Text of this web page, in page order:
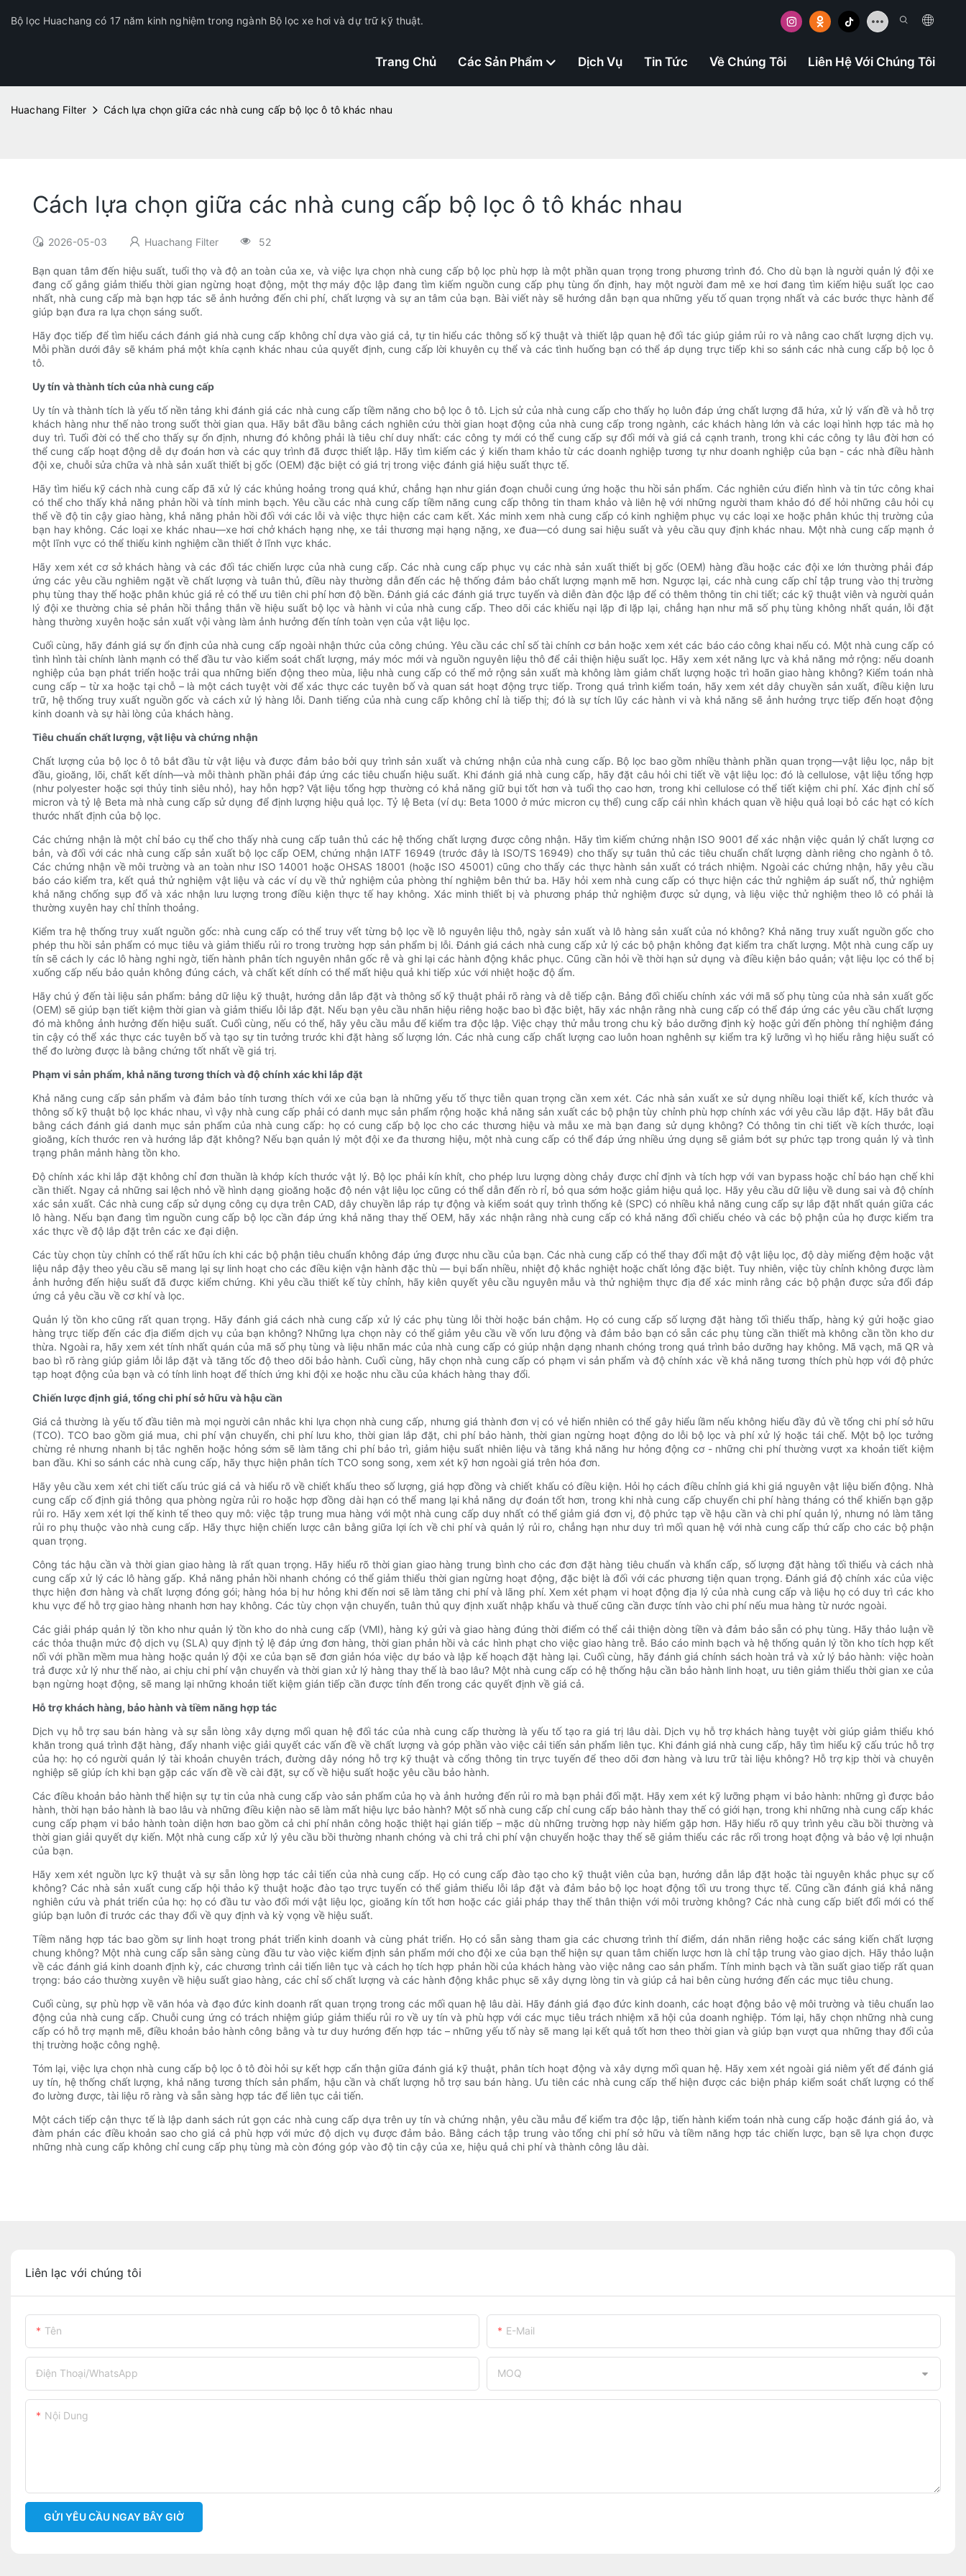
Bộ lọc Huachang có 17 năm kinh nghiệm trong ngành Bộ lọc xe hơi và dự trữ kỹ thuật.
Trang Chủ Các Sản Phẩm Dịch Vụ Tin Tức Về Chúng Tôi Liên Hệ Với Chúng Tôi
Huachang Filter Cách lựa chọn giữa các nhà cung cấp bộ lọc ô tô khác nhau
Cách lựa chọn giữa các nhà cung cấp bộ lọc ô tô khác nhau
2026-05-03 Huachang Filter 52
Bạn quan tâm đến hiệu suất, tuổi thọ và độ an toàn của xe, và việc lựa chọn nhà cung cấp bộ lọc phù hợp là một phần quan trọng trong phương trình đó. Cho dù bạn là người quản lý đội xe
đang cố gắng giảm thiểu thời gian ngừng hoạt động, một thợ máy độc lập đang tìm kiếm nguồn cung cấp phụ tùng ổn định, hay một người đam mê xe hơi đang tìm kiếm hiệu suất lọc cao
nhất, nhà cung cấp mà bạn hợp tác sẽ ảnh hưởng đến chi phí, chất lượng và sự an tâm của bạn. Bài viết này sẽ hướng dẫn bạn qua những yếu tố quan trọng nhất và các bước thực hành để
giúp bạn đưa ra lựa chọn sáng suốt.
Hãy đọc tiếp để tìm hiểu cách đánh giá nhà cung cấp không chỉ dựa vào giá cả, tự tin hiểu các thông số kỹ thuật và thiết lập quan hệ đối tác giúp giảm rủi ro và nâng cao chất lượng dịch vụ.
Mỗi phần dưới đây sẽ khám phá một khía cạnh khác nhau của quyết định, cung cấp lời khuyên cụ thể và các tình huống bạn có thể áp dụng trực tiếp khi so sánh các nhà cung cấp bộ lọc ô
tô.
Uy tín và thành tích của nhà cung cấp
Uy tín và thành tích là yếu tố nền tảng khi đánh giá các nhà cung cấp tiềm năng cho bộ lọc ô tô. Lịch sử của nhà cung cấp cho thấy họ luôn đáp ứng chất lượng đã hứa, xử lý vấn đề và hỗ trợ
khách hàng như thế nào trong suốt thời gian qua. Hãy bắt đầu bằng cách nghiên cứu thời gian hoạt động của nhà cung cấp trong ngành, các khách hàng lớn và các loại hình hợp tác mà họ
duy trì. Tuổi đời có thể cho thấy sự ổn định, nhưng đó không phải là tiêu chí duy nhất: các công ty mới có thể cung cấp sự đổi mới và giá cả cạnh tranh, trong khi các công ty lâu đời hơn có
thể cung cấp hoạt động dễ dự đoán hơn và các quy trình đã được thiết lập. Hãy tìm kiếm các ý kiến ​​tham khảo từ các doanh nghiệp tương tự như doanh nghiệp của bạn - các nhà điều hành
đội xe, chuỗi sửa chữa và nhà sản xuất thiết bị gốc (OEM) đặc biệt có giá trị trong việc đánh giá hiệu suất thực tế.
Hãy tìm hiểu kỹ cách nhà cung cấp đã xử lý các khủng hoảng trong quá khứ, chẳng hạn như gián đoạn chuỗi cung ứng hoặc thu hồi sản phẩm. Các nghiên cứu điển hình và tin tức công khai
có thể cho thấy khả năng phản hồi và tính minh bạch. Yêu cầu các nhà cung cấp tiềm năng cung cấp thông tin tham khảo và liên hệ với những người tham khảo đó để hỏi những câu hỏi cụ
thể về độ tin cậy giao hàng, khả năng phản hồi đối với các lỗi và việc thực hiện các cam kết. Xác minh xem nhà cung cấp có kinh nghiệm phục vụ các loại xe hoặc phân khúc thị trường của
bạn hay không. Các loại xe khác nhau—xe hơi chở khách hạng nhẹ, xe tải thương mại hạng nặng, xe đua—có dung sai hiệu suất và yêu cầu quy định khác nhau. Một nhà cung cấp mạnh ở
một lĩnh vực có thể thiếu kinh nghiệm cần thiết ở lĩnh vực khác.
Hãy xem xét cơ sở khách hàng và các đối tác chiến lược của nhà cung cấp. Các nhà cung cấp phục vụ các nhà sản xuất thiết bị gốc (OEM) hàng đầu hoặc các đội xe lớn thường phải đáp
ứng các yêu cầu nghiêm ngặt về chất lượng và tuân thủ, điều này thường dẫn đến các hệ thống đảm bảo chất lượng mạnh mẽ hơn. Ngược lại, các nhà cung cấp chỉ tập trung vào thị trường
phụ tùng thay thế hoặc phân khúc giá rẻ có thể ưu tiên chi phí hơn độ bền. Đánh giá các đánh giá trực tuyến và diễn đàn độc lập để có thêm thông tin chi tiết; các kỹ thuật viên và người quản
lý đội xe thường chia sẻ phản hồi thẳng thắn về hiệu suất bộ lọc và hành vi của nhà cung cấp. Theo dõi các khiếu nại lặp đi lặp lại, chẳng hạn như mã số phụ tùng không nhất quán, lỗi đặt
hàng thường xuyên hoặc sản xuất vội vàng làm ảnh hưởng đến tính toàn vẹn của vật liệu lọc.
Cuối cùng, hãy đánh giá sự ổn định của nhà cung cấp ngoài nhận thức của công chúng. Yêu cầu các chỉ số tài chính cơ bản hoặc xem xét các báo cáo công khai nếu có. Một nhà cung cấp có
tình hình tài chính lành mạnh có thể đầu tư vào kiểm soát chất lượng, máy móc mới và nguồn nguyên liệu thô để cải thiện hiệu suất lọc. Hãy xem xét năng lực và khả năng mở rộng: nếu doanh
nghiệp của bạn phát triển hoặc trải qua những biến động theo mùa, liệu nhà cung cấp có thể mở rộng sản xuất mà không làm giảm chất lượng hoặc trì hoãn giao hàng không? Kiểm toán nhà
cung cấp – từ xa hoặc tại chỗ – là một cách tuyệt vời để xác thực các tuyên bố và quan sát hoạt động trực tiếp. Trong quá trình kiểm toán, hãy xem xét dây chuyền sản xuất, điều kiện lưu
trữ, hệ thống truy xuất nguồn gốc và cách xử lý hàng lỗi. Danh tiếng của nhà cung cấp không chỉ là tiếp thị; đó là sự tích lũy các hành vi và khả năng sẽ ảnh hưởng trực tiếp đến hoạt động
kinh doanh và sự hài lòng của khách hàng.
Tiêu chuẩn chất lượng, vật liệu và chứng nhận
Chất lượng của bộ lọc ô tô bắt đầu từ vật liệu và được đảm bảo bởi quy trình sản xuất và chứng nhận của nhà cung cấp. Bộ lọc bao gồm nhiều thành phần quan trọng—vật liệu lọc, nắp bịt
đầu, gioăng, lõi, chất kết dính—và mỗi thành phần phải đáp ứng các tiêu chuẩn hiệu suất. Khi đánh giá nhà cung cấp, hãy đặt câu hỏi chi tiết về vật liệu lọc: đó là cellulose, vật liệu tổng hợp
(như polyester hoặc sợi thủy tinh siêu nhỏ), hay hỗn hợp? Vật liệu tổng hợp thường có khả năng giữ bụi tốt hơn và tuổi thọ cao hơn, trong khi cellulose có thể tiết kiệm chi phí. Xác định chỉ số
micron và tỷ lệ Beta mà nhà cung cấp sử dụng để định lượng hiệu quả lọc. Tỷ lệ Beta (ví dụ: Beta 1000 ở mức micron cụ thể) cung cấp cái nhìn khách quan về hiệu quả loại bỏ các hạt có kích
thước nhất định của bộ lọc.
Các chứng nhận là một chỉ báo cụ thể cho thấy nhà cung cấp tuân thủ các hệ thống chất lượng được công nhận. Hãy tìm kiếm chứng nhận ISO 9001 để xác nhận việc quản lý chất lượng cơ
bản, và đối với các nhà cung cấp sản xuất bộ lọc cấp OEM, chứng nhận IATF 16949 (trước đây là ISO/TS 16949) cho thấy sự tuân thủ các tiêu chuẩn chất lượng dành riêng cho ngành ô tô.
Các chứng nhận về môi trường và an toàn như ISO 14001 hoặc OHSAS 18001 (hoặc ISO 45001) cũng cho thấy các thực hành sản xuất có trách nhiệm. Ngoài các chứng nhận, hãy yêu cầu
báo cáo kiểm tra, kết quả thử nghiệm vật liệu và các ví dụ về thử nghiệm của phòng thí nghiệm bên thứ ba. Hãy hỏi xem nhà cung cấp có thực hiện các thử nghiệm áp suất nổ, thử nghiệm
khả năng chống sụp đổ và xác nhận lưu lượng trong điều kiện thực tế hay không. Xác minh thiết bị và phương pháp thử nghiệm được sử dụng, và liệu việc thử nghiệm theo lô có phải là
thường xuyên hay chỉ thỉnh thoảng.
Kiểm tra hệ thống truy xuất nguồn gốc: nhà cung cấp có thể truy vết từng bộ lọc về lô nguyên liệu thô, ngày sản xuất và lô hàng sản xuất của nó không? Khả năng truy xuất nguồn gốc cho
phép thu hồi sản phẩm có mục tiêu và giảm thiểu rủi ro trong trường hợp sản phẩm bị lỗi. Đánh giá cách nhà cung cấp xử lý các bộ phận không đạt kiểm tra chất lượng. Một nhà cung cấp uy
tín sẽ cách ly các lô hàng nghi ngờ, tiến hành phân tích nguyên nhân gốc rễ và ghi lại các hành động khắc phục. Cũng cần hỏi về thời hạn sử dụng và điều kiện bảo quản; vật liệu lọc có thể bị
xuống cấp nếu bảo quản không đúng cách, và chất kết dính có thể mất hiệu quả khi tiếp xúc với nhiệt hoặc độ ẩm.
Hãy chú ý đến tài liệu sản phẩm: bảng dữ liệu kỹ thuật, hướng dẫn lắp đặt và thông số kỹ thuật phải rõ ràng và dễ tiếp cận. Bảng đối chiếu chính xác với mã số phụ tùng của nhà sản xuất gốc
(OEM) sẽ giúp bạn tiết kiệm thời gian và giảm thiểu lỗi lắp đặt. Nếu bạn yêu cầu nhãn hiệu riêng hoặc bao bì đặc biệt, hãy xác nhận rằng nhà cung cấp có thể đáp ứng các yêu cầu chất lượng
đó mà không ảnh hưởng đến hiệu suất. Cuối cùng, nếu có thể, hãy yêu cầu mẫu để kiểm tra độc lập. Việc chạy thử mẫu trong chu kỳ bảo dưỡng định kỳ hoặc gửi đến phòng thí nghiệm đáng
tin cậy có thể xác thực các tuyên bố và tạo sự tin tưởng trước khi đặt hàng số lượng lớn. Các nhà cung cấp chất lượng cao luôn hoan nghênh sự kiểm tra kỹ lưỡng vì họ hiểu rằng hiệu suất có
thể đo lường được là bằng chứng tốt nhất về giá trị.
Phạm vi sản phẩm, khả năng tương thích và độ chính xác khi lắp đặt
Khả năng cung cấp sản phẩm và đảm bảo tính tương thích với xe của bạn là những yếu tố thực tiễn quan trọng cần xem xét. Các nhà sản xuất xe sử dụng nhiều loại thiết kế, kích thước và
thông số kỹ thuật bộ lọc khác nhau, vì vậy nhà cung cấp phải có danh mục sản phẩm rộng hoặc khả năng sản xuất các bộ phận tùy chỉnh phù hợp chính xác với yêu cầu lắp đặt. Hãy bắt đầu
bằng cách đánh giá danh mục sản phẩm của nhà cung cấp: họ có cung cấp bộ lọc cho các thương hiệu và mẫu xe mà bạn đang sử dụng không? Có thông tin chi tiết về kích thước, loại
gioăng, kích thước ren và hướng lắp đặt không? Nếu bạn quản lý một đội xe đa thương hiệu, một nhà cung cấp có thể đáp ứng nhiều ứng dụng sẽ giảm bớt sự phức tạp trong quản lý và tình
trạng phân mảnh hàng tồn kho.
Độ chính xác khi lắp đặt không chỉ đơn thuần là khớp kích thước vật lý. Bộ lọc phải kín khít, cho phép lưu lượng dòng chảy được chỉ định và tích hợp với van bypass hoặc chỉ báo hạn chế khi
cần thiết. Ngay cả những sai lệch nhỏ về hình dạng gioăng hoặc độ nén vật liệu lọc cũng có thể dẫn đến rò rỉ, bỏ qua sớm hoặc giảm hiệu quả lọc. Hãy yêu cầu dữ liệu về dung sai và độ chính
xác sản xuất. Các nhà cung cấp sử dụng công cụ dựa trên CAD, dây chuyền lắp ráp tự động và kiểm soát quy trình thống kê (SPC) có nhiều khả năng cung cấp sự lắp đặt nhất quán giữa các
lô hàng. Nếu bạn đang tìm nguồn cung cấp bộ lọc cần đáp ứng khả năng thay thế OEM, hãy xác nhận rằng nhà cung cấp có khả năng đối chiếu chéo và các bộ phận của họ được kiểm tra
xác thực về độ lắp đặt trên các xe đại diện.
Các tùy chọn tùy chỉnh có thể rất hữu ích khi các bộ phận tiêu chuẩn không đáp ứng được nhu cầu của bạn. Các nhà cung cấp có thể thay đổi mật độ vật liệu lọc, độ dày miếng đệm hoặc vật
liệu nắp đậy theo yêu cầu sẽ mang lại sự linh hoạt cho các điều kiện vận hành đặc thù — bụi bẩn nhiều, nhiệt độ khắc nghiệt hoặc chất lỏng đặc biệt. Tuy nhiên, việc tùy chỉnh không được làm
ảnh hưởng đến hiệu suất đã được kiểm chứng. Khi yêu cầu thiết kế tùy chỉnh, hãy kiên quyết yêu cầu nguyên mẫu và thử nghiệm thực địa để xác minh rằng các bộ phận được sửa đổi đáp
ứng cả yêu cầu về cơ khí và lọc.
Quản lý tồn kho cũng rất quan trọng. Hãy đánh giá cách nhà cung cấp xử lý các phụ tùng lỗi thời hoặc bán chậm. Họ có cung cấp số lượng đặt hàng tối thiểu thấp, hàng ký gửi hoặc giao
hàng trực tiếp đến các địa điểm dịch vụ của bạn không? Những lựa chọn này có thể giảm yêu cầu về vốn lưu động và đảm bảo bạn có sẵn các phụ tùng cần thiết mà không cần tồn kho dư
thừa. Ngoài ra, hãy xem xét tính nhất quán của mã số phụ tùng và liệu nhãn mác của nhà cung cấp có giúp nhận dạng nhanh chóng trong quá trình bảo dưỡng hay không. Mã vạch, mã QR và
bao bì rõ ràng giúp giảm lỗi lắp đặt và tăng tốc độ theo dõi bảo hành. Cuối cùng, hãy chọn nhà cung cấp có phạm vi sản phẩm và độ chính xác về khả năng tương thích phù hợp với độ phức
tạp hoạt động của bạn và có tính linh hoạt để thích ứng khi đội xe hoặc nhu cầu của khách hàng thay đổi.
Chiến lược định giá, tổng chi phí sở hữu và hậu cần
Giá cả thường là yếu tố đầu tiên mà mọi người cân nhắc khi lựa chọn nhà cung cấp, nhưng giá thành đơn vị có vẻ hiển nhiên có thể gây hiểu lầm nếu không hiểu đầy đủ về tổng chi phí sở hữu
(TCO). TCO bao gồm giá mua, chi phí vận chuyển, chi phí lưu kho, thời gian lắp đặt, chi phí bảo hành, thời gian ngừng hoạt động do lỗi bộ lọc và phí xử lý hoặc tái chế. Một bộ lọc tưởng
chừng rẻ nhưng nhanh bị tắc nghẽn hoặc hỏng sớm sẽ làm tăng chi phí bảo trì, giảm hiệu suất nhiên liệu và tăng khả năng hư hỏng động cơ - những chi phí thường vượt xa khoản tiết kiệm
ban đầu. Khi so sánh các nhà cung cấp, hãy thực hiện phân tích TCO song song, xem xét kỹ hơn ngoài giá trên hóa đơn.
Hãy yêu cầu xem xét chi tiết cấu trúc giá cả và hiểu rõ về chiết khấu theo số lượng, giá hợp đồng và chiết khấu có điều kiện. Hỏi họ cách điều chỉnh giá khi giá nguyên vật liệu biến động. Nhà
cung cấp cố định giá thông qua phòng ngừa rủi ro hoặc hợp đồng dài hạn có thể mang lại khả năng dự đoán tốt hơn, trong khi nhà cung cấp chuyển chi phí hàng tháng có thể khiến bạn gặp
rủi ro. Hãy xem xét lợi thế kinh tế theo quy mô: việc tập trung mua hàng với một nhà cung cấp duy nhất có thể giảm giá đơn vị, độ phức tạp về hậu cần và chi phí quản lý, nhưng nó làm tăng
rủi ro phụ thuộc vào nhà cung cấp. Hãy thực hiện chiến lược cân bằng giữa lợi ích về chi phí và quản lý rủi ro, chẳng hạn như duy trì mối quan hệ với nhà cung cấp thứ cấp cho các bộ phận
quan trọng.
Công tác hậu cần và thời gian giao hàng là rất quan trọng. Hãy hiểu rõ thời gian giao hàng trung bình cho các đơn đặt hàng tiêu chuẩn và khẩn cấp, số lượng đặt hàng tối thiểu và cách nhà
cung cấp xử lý các lô hàng gấp. Khả năng phản hồi nhanh chóng có thể giảm thiểu thời gian ngừng hoạt động, đặc biệt là đối với các phương tiện quan trọng. Đánh giá độ chính xác của việc
thực hiện đơn hàng và chất lượng đóng gói; hàng hóa bị hư hỏng khi đến nơi sẽ làm tăng chi phí và lãng phí. Xem xét phạm vi hoạt động địa lý của nhà cung cấp và liệu họ có duy trì các kho
khu vực để hỗ trợ giao hàng nhanh hơn hay không. Các tùy chọn vận chuyển, tuân thủ quy định xuất nhập khẩu và thuế cũng cần được tính vào chi phí nếu mua hàng từ nước ngoài.
Các giải pháp quản lý tồn kho như quản lý tồn kho do nhà cung cấp (VMI), hàng ký gửi và giao hàng đúng thời điểm có thể cải thiện dòng tiền và đảm bảo sẵn có phụ tùng. Hãy thảo luận về
các thỏa thuận mức độ dịch vụ (SLA) quy định tỷ lệ đáp ứng đơn hàng, thời gian phản hồi và các hình phạt cho việc giao hàng trễ. Báo cáo minh bạch và hệ thống quản lý tồn kho tích hợp kết
nối với phần mềm mua hàng hoặc quản lý đội xe của bạn sẽ đơn giản hóa việc dự báo và lập kế hoạch đặt hàng lại. Cuối cùng, hãy đánh giá chính sách hoàn trả và xử lý bảo hành: việc hoàn
trả được xử lý như thế nào, ai chịu chi phí vận chuyển và thời gian xử lý hàng thay thế là bao lâu? Một nhà cung cấp có hệ thống hậu cần bảo hành linh hoạt, ưu tiên giảm thiểu thời gian xe của
bạn ngừng hoạt động, sẽ mang lại những khoản tiết kiệm gián tiếp cần được tính đến trong các quyết định về giá cả.
Hỗ trợ khách hàng, bảo hành và tiềm năng hợp tác
Dịch vụ hỗ trợ sau bán hàng và sự sẵn lòng xây dựng mối quan hệ đối tác của nhà cung cấp thường là yếu tố tạo ra giá trị lâu dài. Dịch vụ hỗ trợ khách hàng tuyệt vời giúp giảm thiểu khó
khăn trong quá trình đặt hàng, đẩy nhanh việc giải quyết các vấn đề về chất lượng và góp phần vào việc cải tiến sản phẩm liên tục. Khi đánh giá nhà cung cấp, hãy tìm hiểu kỹ cấu trúc hỗ trợ
của họ: họ có người quản lý tài khoản chuyên trách, đường dây nóng hỗ trợ kỹ thuật và cổng thông tin trực tuyến để theo dõi đơn hàng và lưu trữ tài liệu không? Hỗ trợ kịp thời và chuyên
nghiệp sẽ giúp ích khi bạn gặp các vấn đề về cài đặt, sự cố về hiệu suất hoặc yêu cầu bảo hành.
Các điều khoản bảo hành thể hiện sự tự tin của nhà cung cấp vào sản phẩm của họ và ảnh hưởng đến rủi ro mà bạn phải đối mặt. Hãy xem xét kỹ lưỡng phạm vi bảo hành: những gì được bảo
hành, thời hạn bảo hành là bao lâu và những điều kiện nào sẽ làm mất hiệu lực bảo hành? Một số nhà cung cấp chỉ cung cấp bảo hành thay thế có giới hạn, trong khi những nhà cung cấp khác
cung cấp phạm vi bảo hành toàn diện hơn bao gồm cả chi phí nhân công hoặc thiệt hại gián tiếp – mặc dù những trường hợp này hiếm gặp hơn. Hãy hiểu rõ quy trình yêu cầu bồi thường và
thời gian giải quyết dự kiến. Một nhà cung cấp xử lý yêu cầu bồi thường nhanh chóng và chi trả chi phí vận chuyển hoặc thay thế sẽ giảm thiểu các rắc rối trong hoạt động và bảo vệ lợi nhuận
của bạn.
Hãy xem xét nguồn lực kỹ thuật và sự sẵn lòng hợp tác cải tiến của nhà cung cấp. Họ có cung cấp đào tạo cho kỹ thuật viên của bạn, hướng dẫn lắp đặt hoặc tài nguyên khắc phục sự cố
không? Các nhà sản xuất cung cấp hội thảo kỹ thuật hoặc đào tạo trực tuyến có thể giảm thiểu lỗi lắp đặt và đảm bảo bộ lọc hoạt động tối ưu trong thực tế. Cũng cần đánh giá khả năng
nghiên cứu và phát triển của họ: họ có đầu tư vào đổi mới vật liệu lọc, gioăng kín tốt hơn hoặc các giải pháp thay thế thân thiện với môi trường không? Các nhà cung cấp biết đổi mới có thể
giúp bạn luôn đi trước các thay đổi về quy định và kỳ vọng về hiệu suất.
Tiềm năng hợp tác bao gồm sự linh hoạt trong phát triển kinh doanh và cùng phát triển. Họ có sẵn sàng tham gia các chương trình thí điểm, dán nhãn riêng hoặc các sáng kiến ​​chất lượng
chung không? Một nhà cung cấp sẵn sàng cùng đầu tư vào việc kiểm định sản phẩm mới cho đội xe của bạn thể hiện sự quan tâm chiến lược hơn là chỉ tập trung vào giao dịch. Hãy thảo luận
về các đánh giá kinh doanh định kỳ, các chương trình cải tiến liên tục và cách họ tích hợp phản hồi của khách hàng vào việc nâng cao sản phẩm. Tính minh bạch và tần suất giao tiếp rất quan
trọng: báo cáo thường xuyên về hiệu suất giao hàng, các chỉ số chất lượng và các hành động khắc phục sẽ xây dựng lòng tin và giúp cả hai bên cùng hướng đến các mục tiêu chung.
Cuối cùng, sự phù hợp về văn hóa và đạo đức kinh doanh rất quan trọng trong các mối quan hệ lâu dài. Hãy đánh giá đạo đức kinh doanh, các hoạt động bảo vệ môi trường và tiêu chuẩn lao
động của nhà cung cấp. Chuỗi cung ứng có trách nhiệm giúp giảm thiểu rủi ro về uy tín và phù hợp với các mục tiêu trách nhiệm xã hội của doanh nghiệp. Tóm lại, hãy chọn những nhà cung
cấp có hỗ trợ mạnh mẽ, điều khoản bảo hành công bằng và tư duy hướng đến hợp tác – những yếu tố này sẽ mang lại kết quả tốt hơn theo thời gian và giúp bạn vượt qua những thay đổi của
thị trường hoặc công nghệ.
Tóm lại, việc lựa chọn nhà cung cấp bộ lọc ô tô đòi hỏi sự kết hợp cẩn thận giữa đánh giá kỹ thuật, phân tích hoạt động và xây dựng mối quan hệ. Hãy xem xét ngoài giá niêm yết để đánh giá
uy tín, hệ thống chất lượng, khả năng tương thích sản phẩm, hậu cần và chất lượng hỗ trợ sau bán hàng. Ưu tiên các nhà cung cấp thể hiện được các biện pháp kiểm soát chất lượng có thể
đo lường được, tài liệu rõ ràng và sẵn sàng hợp tác để liên tục cải tiến.
Một cách tiếp cận thực tế là lập danh sách rút gọn các nhà cung cấp dựa trên uy tín và chứng nhận, yêu cầu mẫu để kiểm tra độc lập, tiến hành kiểm toán nhà cung cấp hoặc đánh giá ảo, và
đàm phán các điều khoản sao cho giá cả phù hợp với mức độ dịch vụ được đảm bảo. Bằng cách tập trung vào tổng chi phí sở hữu và tiềm năng hợp tác chiến lược, bạn sẽ lựa chọn được
những nhà cung cấp không chỉ cung cấp phụ tùng mà còn đóng góp vào độ tin cậy của xe, hiệu quả chi phí và thành công lâu dài.
Liên lạc với chúng tôi
Tên E-Mail
Điện Thoại/WhatsApp MOQ
Nội Dung
GỬI YÊU CẦU NGAY BÂY GIỜ